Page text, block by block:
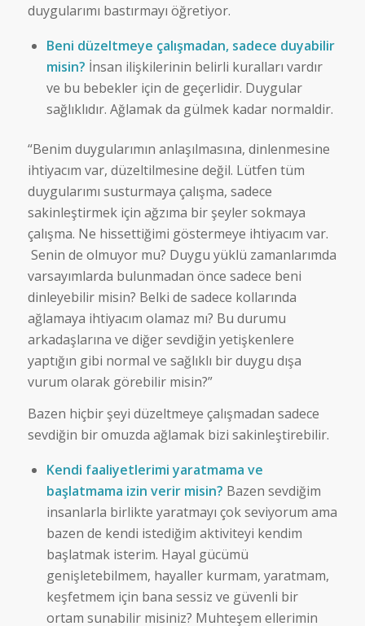
duygularımı bastırmayı öğretiyor.
Beni düzeltmeye çalışmadan, sadece duyabilir
misin? İnsan ilişkilerinin belirli kuralları vardır
ve bu bebekler için de geçerlidir. Duygular
sağlıklıdır. Ağlamak da gülmek kadar normaldir.
“Benim duygularımın anlaşılmasına, dinlenmesine
ihtiyacım var, düzeltilmesine değil. Lütfen tüm
duygularımı susturmaya çalışma, sadece
sakinleştirmek için ağzıma bir şeyler sokmaya
çalışma. Ne hissettiğimi göstermeye ihtiyacım var.
Senin de olmuyor mu? Duygu yüklü zamanlarımda
varsayımlarda bulunmadan önce sadece beni
dinleyebilir misin? Belki de sadece kollarında
ağlamaya ihtiyacım olamaz mı? Bu durumu
arkadaşlarına ve diğer sevdiğin yetişkenlere
yaptığın gibi normal ve sağlıklı bir duygu dışa
vurum olarak görebilir misin?”
Bazen hiçbir şeyi düzeltmeye çalışmadan sadece
sevdiğin bir omuzda ağlamak bizi sakinleştirebilir.
Kendi faaliyetlerimi yaratmama ve
başlatmama izin verir misin? Bazen sevdiğim
insanlarla birlikte yaratmayı çok seviyorum ama
bazen de kendi istediğim aktiviteyi kendim
başlatmak isterim. Hayal gücümü
genişletebilmem, hayaller kurmam, yaratmam,
keşfetmem için bana sessiz ve güvenli bir
ortam sunabilir misiniz? Muhteşem ellerimin